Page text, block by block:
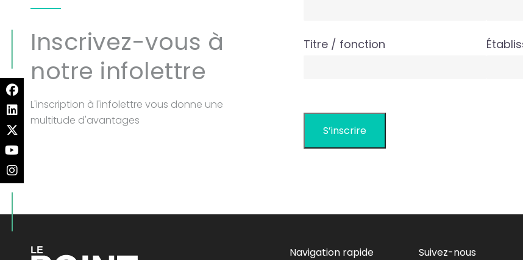
Inscrivez-vous à
notre infolettre
L'inscription à l'infolettre vous donne une
multitude d'avantages
Titre / fonction
Navigation rapide Suivez-nous